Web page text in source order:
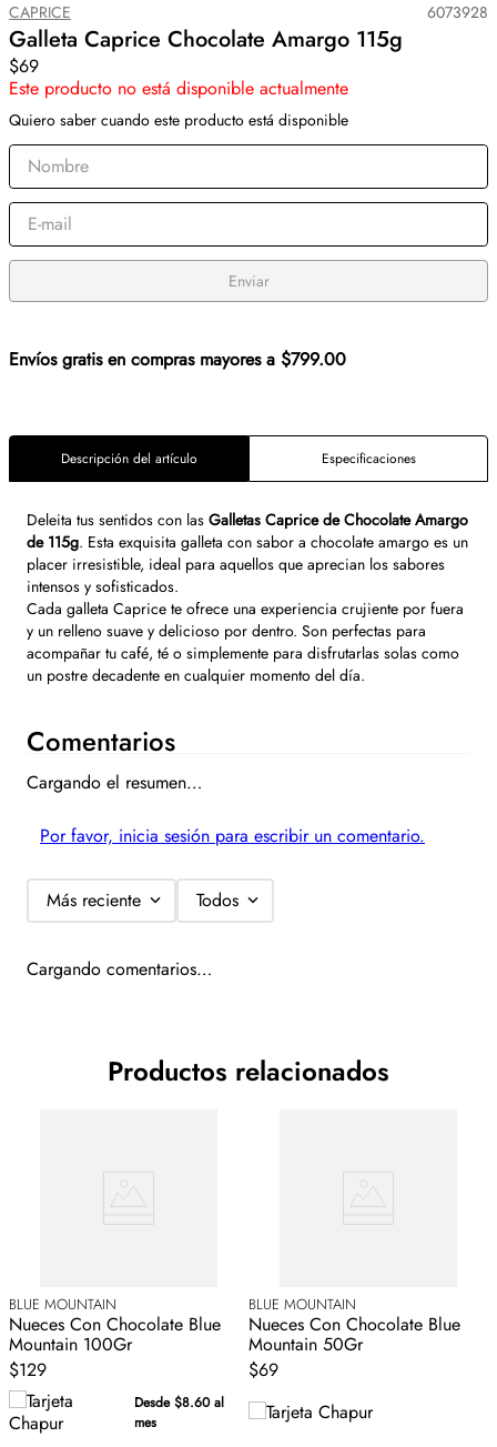
CAPRICE 6073928
Galleta Caprice Chocolate Amargo 115g
$69
Este producto no está disponible actualmente
Quiero saber cuando este producto está disponible
Enviar
Envíos gratis en compras mayores a $799.00
Descripción del artículo Especificaciones
Deleita tus sentidos con las Galletas Caprice de Chocolate Amargo
de 115g. Esta exquisita galleta con sabor a chocolate amargo es un
placer irresistible, ideal para aquellos que aprecian los sabores
intensos y sofisticados.
Cada galleta Caprice te ofrece una experiencia crujiente por fuera
y un relleno suave y delicioso por dentro. Son perfectas para
acompañar tu café, té o simplemente para disfrutarlas solas como
un postre decadente en cualquier momento del día.
Comentarios
Cargando el resumen…
Por favor, inicia sesión para escribir un comentario.
Más reciente Todos
Cargando comentarios…
Productos relacionados
BLUE MOUNTAIN
Nueces Con Chocolate Blue
Mountain 100Gr
$129
Desde $8.60 al
mes
BLUE MOUNTAIN
Nueces Con Chocolate Blue
Mountain 50Gr
$69